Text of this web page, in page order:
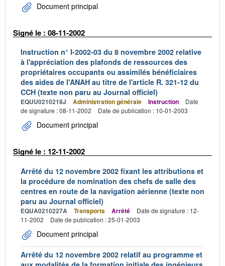
Document principal
Signé le : 08-11-2002
Instruction n° I-2002-03 du 8 novembre 2002 relative
à l'appréciation des plafonds de ressources des
propriétaires occupants ou assimilés bénéficiaires
des aides de l'ANAH au titre de l'article R. 321-12 du
CCH (texte non paru au Journal officiel)
EQUU0210218J Administration générale Instruction
Date
de signature : 08-11-2002
Date de publication : 10-01-2003
Document principal
Signé le : 12-11-2002
Arrêté du 12 novembre 2002 fixant les attributions et
la procédure de nomination des chefs de salle des
centres en route de la navigation aérienne (texte non
paru au Journal officiel)
EQUA0210227A Transports Arrêté
Date de signature : 12-
11-2002
Date de publication : 25-01-2003
Document principal
Arrêté du 12 novembre 2002 relatif au programme et